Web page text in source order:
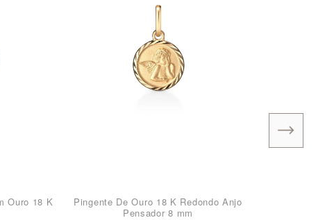
Ouro 18 K
Pingente De Ouro 18 K Redondo Anjo
Pensador 8 mm